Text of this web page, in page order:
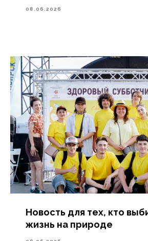
08.06.2026
Новость для тех, кто
жизнь на природе